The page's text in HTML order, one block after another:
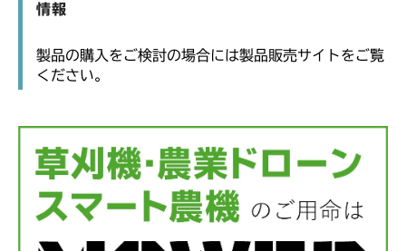
情報
製品の購入をご検討の場合には製品販売サイトをご覧
ください。